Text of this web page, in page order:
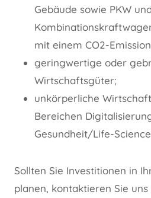
Gebäude sowie PKW
mit einem CO2-
geringwertige oder
Wirtschaftsgüter;
unkörperliche
Bereichen
Gesundheit/Life-
Sollten Sie Investitionen in
planen, kontaktieren Sie